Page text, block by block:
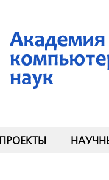
ПРОЕКТЫ